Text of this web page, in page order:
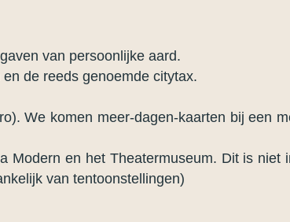
van persoonlijke aard.
de reeds genoemde citytax.
We komen meer-dagen-kaarten bij een
Modern en het Theatermuseum. Dit is
van tentoonstellingen)